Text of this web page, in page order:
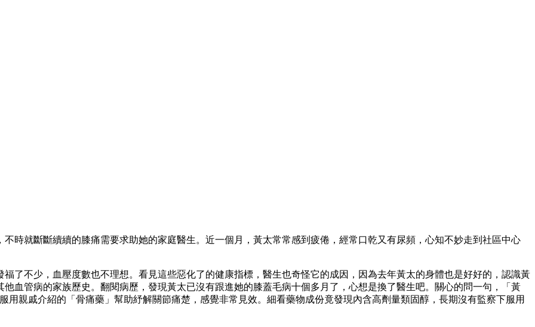
時就斷斷續續的膝痛需要求助她的家庭醫生。近一個月，黃太常常感到疲倦，經常口乾又有尿頻，心知不妙走到社區中心
了不少，血壓度數也不理想。看見這些惡化了的健康指標，醫生也奇怪它的成因，因為去年黃太的身體也是好好的，認識黃
血管病的家族歷史。翻閱病歷，發現黃太已沒有跟進她的膝蓋毛病十個多月了，心想是換了醫生吧。關心的問一句，「黃
用親戚介紹的「骨痛藥」幫助紓解關節痛楚，感覺非常見效。細看藥物成份竟發現內含高劑量類固醇，長期沒有監察下服用